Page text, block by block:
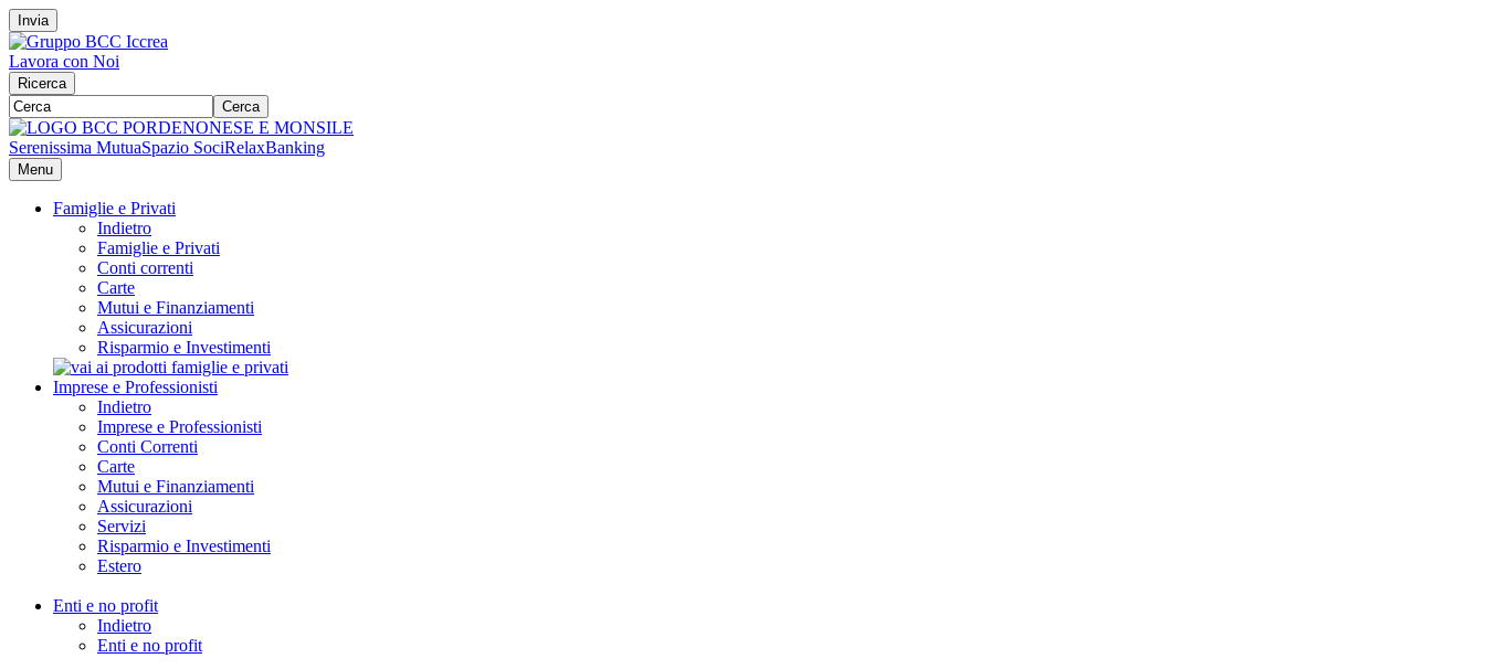
Invia
Lavora con Noi
Ricerca
Cerca
Serenissima MutuaSpazio SociRelaxBanking
Menu
Famiglie e Privati
Indietro
Famiglie e Privati
Conti correnti
Carte
Mutui e Finanziamenti
Assicurazioni
Risparmio e Investimenti
Imprese e Professionisti
Indietro
Imprese e Professionisti
Conti Correnti
Carte
Mutui e Finanziamenti
Assicurazioni
Servizi
Risparmio e Investimenti
Estero
Enti e no profit
Indietro
Enti e no profit